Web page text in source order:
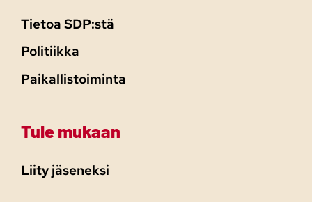
Tietoa SDP:stä
Politiikka
Paikallistoiminta
Tule mukaan
Liity jäseneksi